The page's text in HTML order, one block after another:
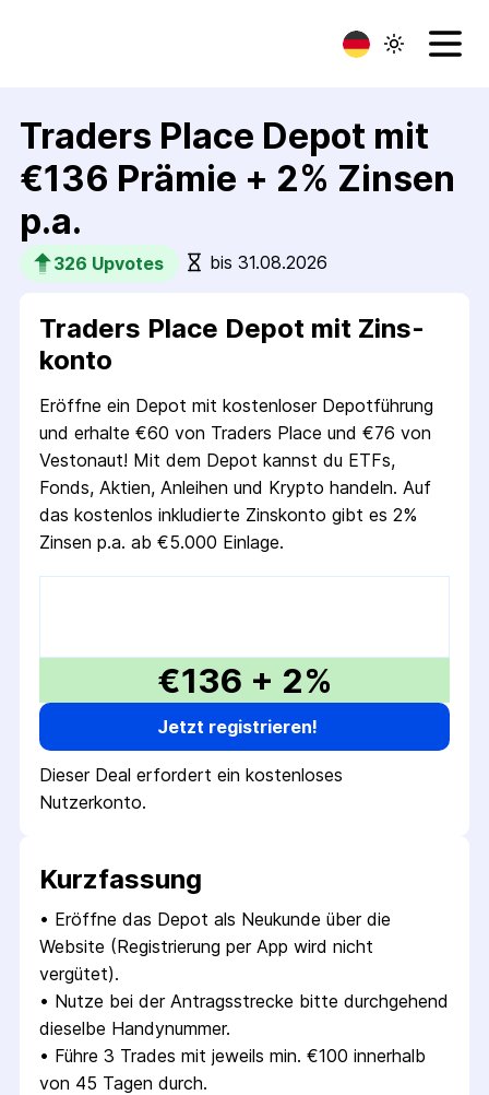
Traders Place Depot mit
€136 Prämie + 2% Zinsen
p.a.
326 Upvotes bis 31.08.2026
Traders Place Depot mit Zins­
konto
Eröffne ein Depot mit kostenloser Depotführung
und erhalte €60 von Traders Place und €76 von
Vestonaut! Mit dem Depot kannst du ETFs,
Fonds, Aktien, Anleihen und Krypto handeln. Auf
das kostenlos inkludierte Zinskonto gibt es 2%
Zinsen p.a. ab €5.000 Einlage.
€136 + 2%
Jetzt registrieren!
Dieser Deal erfordert ein kostenloses
Nutzerkonto.
Kurzfassung
• Eröffne das Depot als Neukunde über die
Website (Registrierung per App wird nicht
vergütet).
• Nutze bei der Antragsstrecke bitte durchgehend
dieselbe Handynummer.
• Führe 3 Trades mit jeweils min. €100 innerhalb
von 45 Tagen durch.